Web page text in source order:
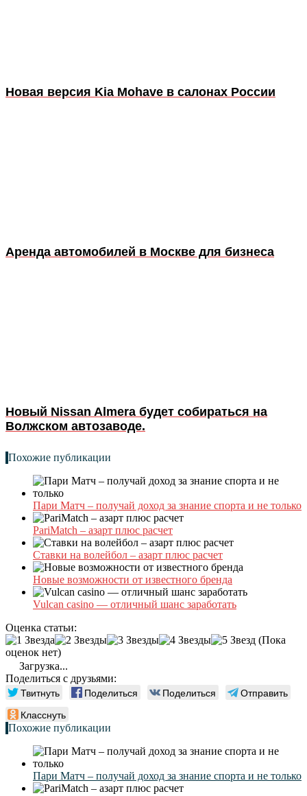
Новая версия Kia Mohave в салонах России
Аренда автомобилей в Москве для бизнеса
Новый Nissan Almera будет собираться на
Волжском автозаводе.
Похожие публикации
Пари Матч – получай доход за знание спорта и не только
PariMatch – азарт плюс расчет
Ставки на волейбол – азарт плюс расчет
Новые возможности от известного бренда
Vulcan casino — отличный шанс заработать
Оценка статьи:
(Пока
оценок нет)
Загрузка...
Поделиться с друзьями:
Твитнуть Поделиться Поделиться
Отправить
Класснуть
Похожие публикации
Пари Матч – получай доход за знание спорта и не только